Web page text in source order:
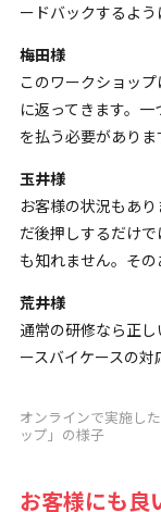
ードバックするよう
梅田様
このワークショッ
に返ってきます。
を払う必要がありま
玉井様
お客様の状況もあ
だ後押しするだけ
も知れません。その
荒井様
通常の研修なら正
ースバイケースの対
オンラインで実施し
ップ」の様子
お客様にも良